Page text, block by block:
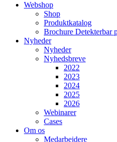
Webshop
Shop
Produktkatalog
Brochure Detekterbar
Nyheder
Nyheder
Nyhedsbreve
2022
2023
2024
2025
2026
Webinarer
Cases
Om os
Medarbejdere